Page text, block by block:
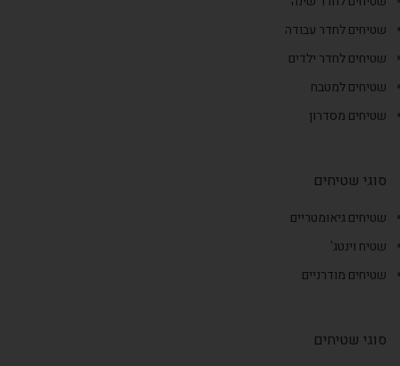
שטיחים לחדר עבודה
שטיחים לחדר ילדים
שטיחים למטבח
שטיחים מסדרון
סוגי שטיחים
שטיחים גיאומטריים
שטיח וינטג'
שטיחים מודרניים
סוגי שטיחים